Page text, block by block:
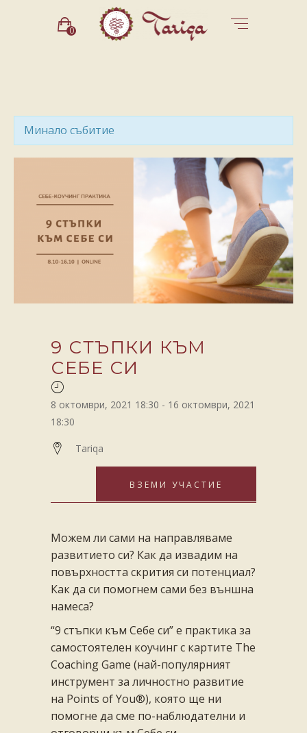
0
Минало събитие
9 СТЪПКИ КЪМ
СЕБЕ СИ
8 октомври, 2021 18:30 - 16 октомври, 2021
18:30
Tariqa
ВЗЕМИ УЧАСТИЕ
Можем ли сами на направляваме
развитието си? Как да извадим на
повърхността скрития си потенциал?
Как да си помогнем сами без външна
намеса?
“9 стъпки към Себе си” е практика за
самостоятелен коучинг с картите The
Coaching Game (най-популярният
инструмент за личностно развитие
на Points of You®), която ще ни
помогне да сме по-наблюдателни и